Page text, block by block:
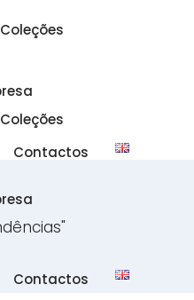
Coleções
Contactos
Coleções
Contactos